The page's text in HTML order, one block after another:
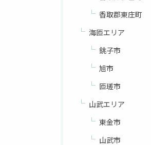
香取郡東庄町
海匝エリア
銚子市
旭市
匝瑳市
山武エリア
東金市
山武市